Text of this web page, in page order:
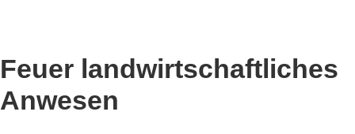
Feuer landwirtschaftliches
Anwesen